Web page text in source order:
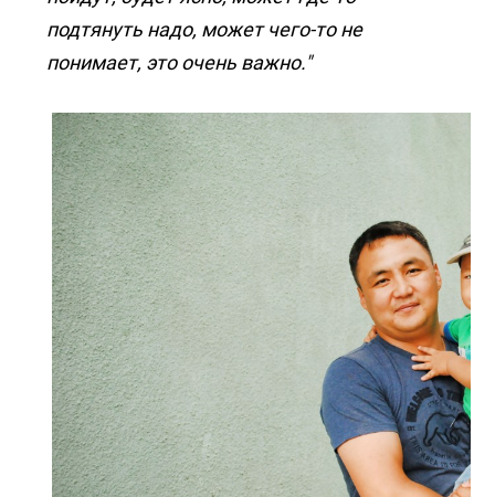
подтянуть надо, может чего-то не
понимает, это очень важно."